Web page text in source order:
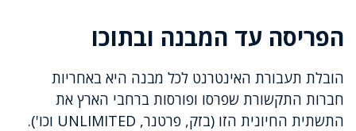
הפריסה עד המבנה ובתוכו
הובלת תעבורת האינטרנט לכל מבנה היא באחריות
חברות התקשורת שפרסו ופורסות ברחבי הארץ את
התשתית החיונית הזו (בזק, פרטנר, UNLIMITED וכו').